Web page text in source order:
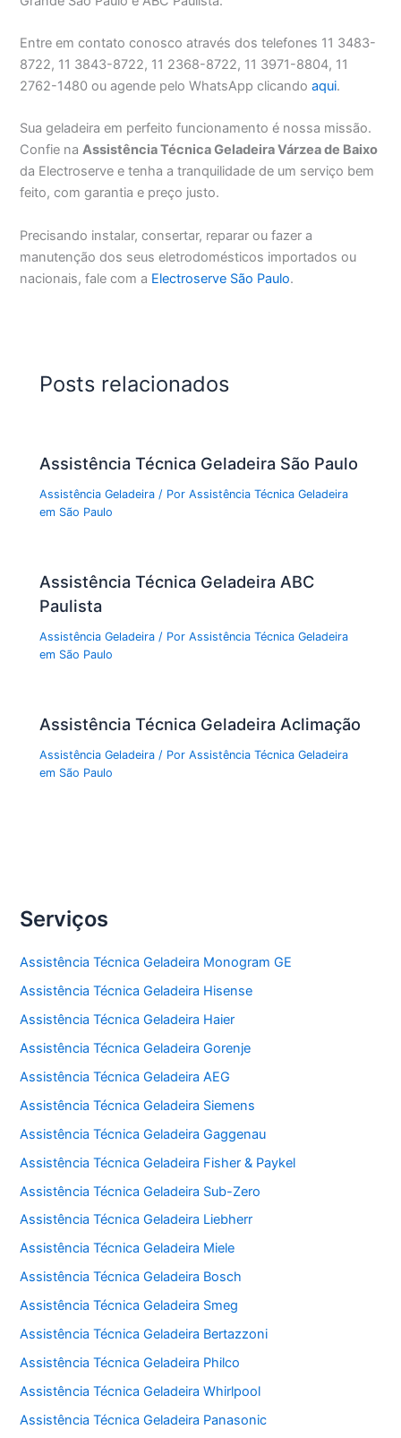
Entre em contato conosco através dos telefones 11 3483-
8722, 11 3843-8722, 11 2368-8722, 11 3971-8804, 11
2762-1480 ou agende pelo WhatsApp clicandoaqui.
Sua geladeira em perfeito funcionamento é nossa missão.
Confie naAssistência Técnica Geladeira Várzea de Baixo
da Electroserve e tenha a tranquilidade de um serviço bem
feito, com garantia e preço justo.
Precisando instalar, consertar, reparar ou fazer a
manutenção dos seus eletrodomésticos importados ou
nacionais, fale com a Electroserve São Paulo.
Posts relacionados
Assistência Técnica Geladeira São Paulo
Assistência Geladeira / PorAssistência Técnica Geladeira
em São Paulo
Assistência Técnica Geladeira ABC
Paulista
Assistência Geladeira / PorAssistência Técnica Geladeira
em São Paulo
Assistência Técnica Geladeira Aclimação
Assistência Geladeira / PorAssistência Técnica Geladeira
em São Paulo
Serviços
Assistência Técnica Geladeira Monogram GE
Assistência Técnica Geladeira Hisense
Assistência Técnica Geladeira Haier
Assistência Técnica Geladeira Gorenje
Assistência Técnica Geladeira AEG
Assistência Técnica Geladeira Siemens
Assistência Técnica Geladeira Gaggenau
Assistência Técnica Geladeira Fisher & Paykel
Assistência Técnica Geladeira Sub-Zero
Assistência Técnica Geladeira Liebherr
Assistência Técnica Geladeira Miele
Assistência Técnica Geladeira Bosch
Assistência Técnica Geladeira Smeg
Assistência Técnica Geladeira Bertazzoni
Assistência Técnica Geladeira Philco
Assistência Técnica Geladeira Whirlpool
Assistência Técnica Geladeira Panasonic